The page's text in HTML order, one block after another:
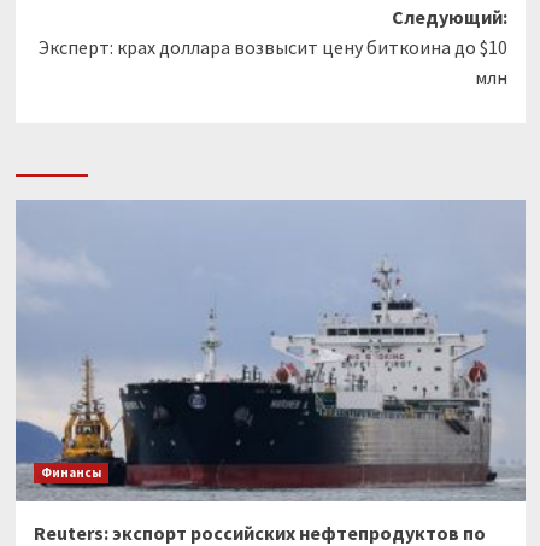
Следующий:
Эксперт: крах доллара возвысит цену биткоина до $10
млн
Финансы
Reuters: экспорт российских нефтепродуктов по